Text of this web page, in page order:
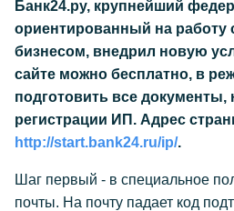
Банк24.ру, крупнейший
ориентированный на
бизнесом, внедрил новую
сайте можно бесплатно, в
подготовить все
регистрации ИП. Адрес
http://start.bank24.ru/ip/.
Шаг первый - в специальное
почты. На почту падает код